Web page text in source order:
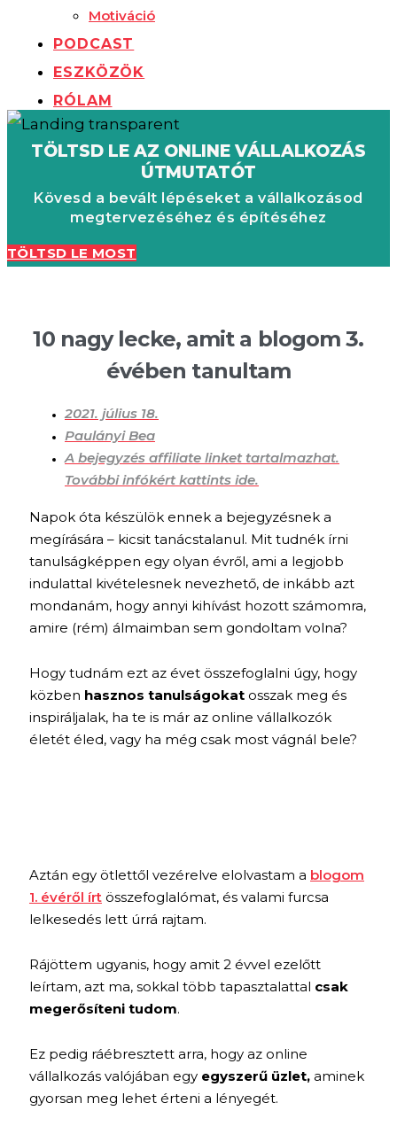
Motiváció
PODCAST
ESZKÖZÖK
RÓLAM
TÖLTSD LE AZ ONLINE VÁLLALKOZÁS
ÚTMUTATÓT
Kövesd a bevált lépéseket a vállalkozásod
megtervezéséhez és építéséhez
TÖLTSD LE MOST
10 nagy lecke, amit a blogom 3.
évében tanultam
2021. július 18.
Paulányi Bea
A bejegyzés affiliate linket tartalmazhat.
További infókért kattints ide.
Napok óta készülök ennek a bejegyzésnek a
megírására – kicsit tanácstalanul. Mit tudnék írni
tanulságképpen egy olyan évről, ami a legjobb
indulattal kivételesnek nevezhető, de inkább azt
mondanám, hogy annyi kihívást hozott számomra,
amire (rém) álmaimban sem gondoltam volna?
Hogy tudnám ezt az évet összefoglalni úgy, hogy
közben hasznos tanulságokat osszak meg és
inspiráljalak, ha te is már az online vállalkozók
életét éled, vagy ha még csak most vágnál bele?
Aztán egy ötlettől vezérelve elolvastam a blogom
1. évéről írt összefoglalómat, és valami furcsa
lelkesedés lett úrrá rajtam.
Rájöttem ugyanis, hogy amit 2 évvel ezelőtt
leírtam, azt ma, sokkal több tapasztalattal csak
megerősíteni tudom.
Ez pedig ráébresztett arra, hogy az online
vállalkozás valójában egy egyszerű üzlet, aminek
gyorsan meg lehet érteni a lényegét.